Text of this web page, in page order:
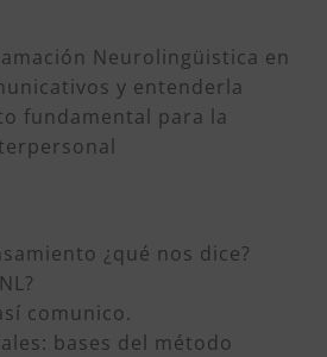
Neurolingüistica en
y entenderla
fundamental para la
¿qué nos dice?
comunico.
bases del método